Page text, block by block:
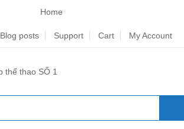
Home
Blog posts Support Cart My Account